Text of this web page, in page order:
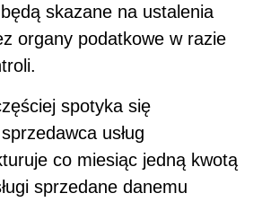
skazane na ustalenia
organy podatkowe w razie
spotyka się
usług
co miesiąc jedną kwotą
sprzedane danemu